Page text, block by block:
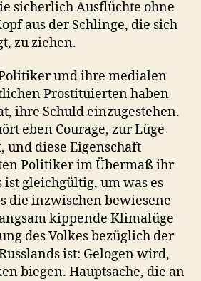
sicherlich Ausflüchte ohne
aus der Schlinge, die sich
zu ziehen.
und ihre medialen
Prostituierten haben
ihre Schuld einzugestehen.
eben Courage, zur Lüge
und diese Eigenschaft
Politiker im Übermaß ihr
ist gleichgültig, um was es
die inzwischen bewiesene
kippende Klimalüge
des Volkes bezüglich der
ist: Gelogen wird,
biegen. Hauptsache, die an